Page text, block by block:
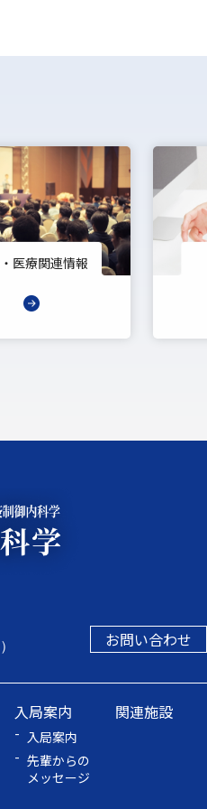
医療関連情報
お問い合わせ
入局案内
入局案内
先輩からの
メッセージ
関連施設